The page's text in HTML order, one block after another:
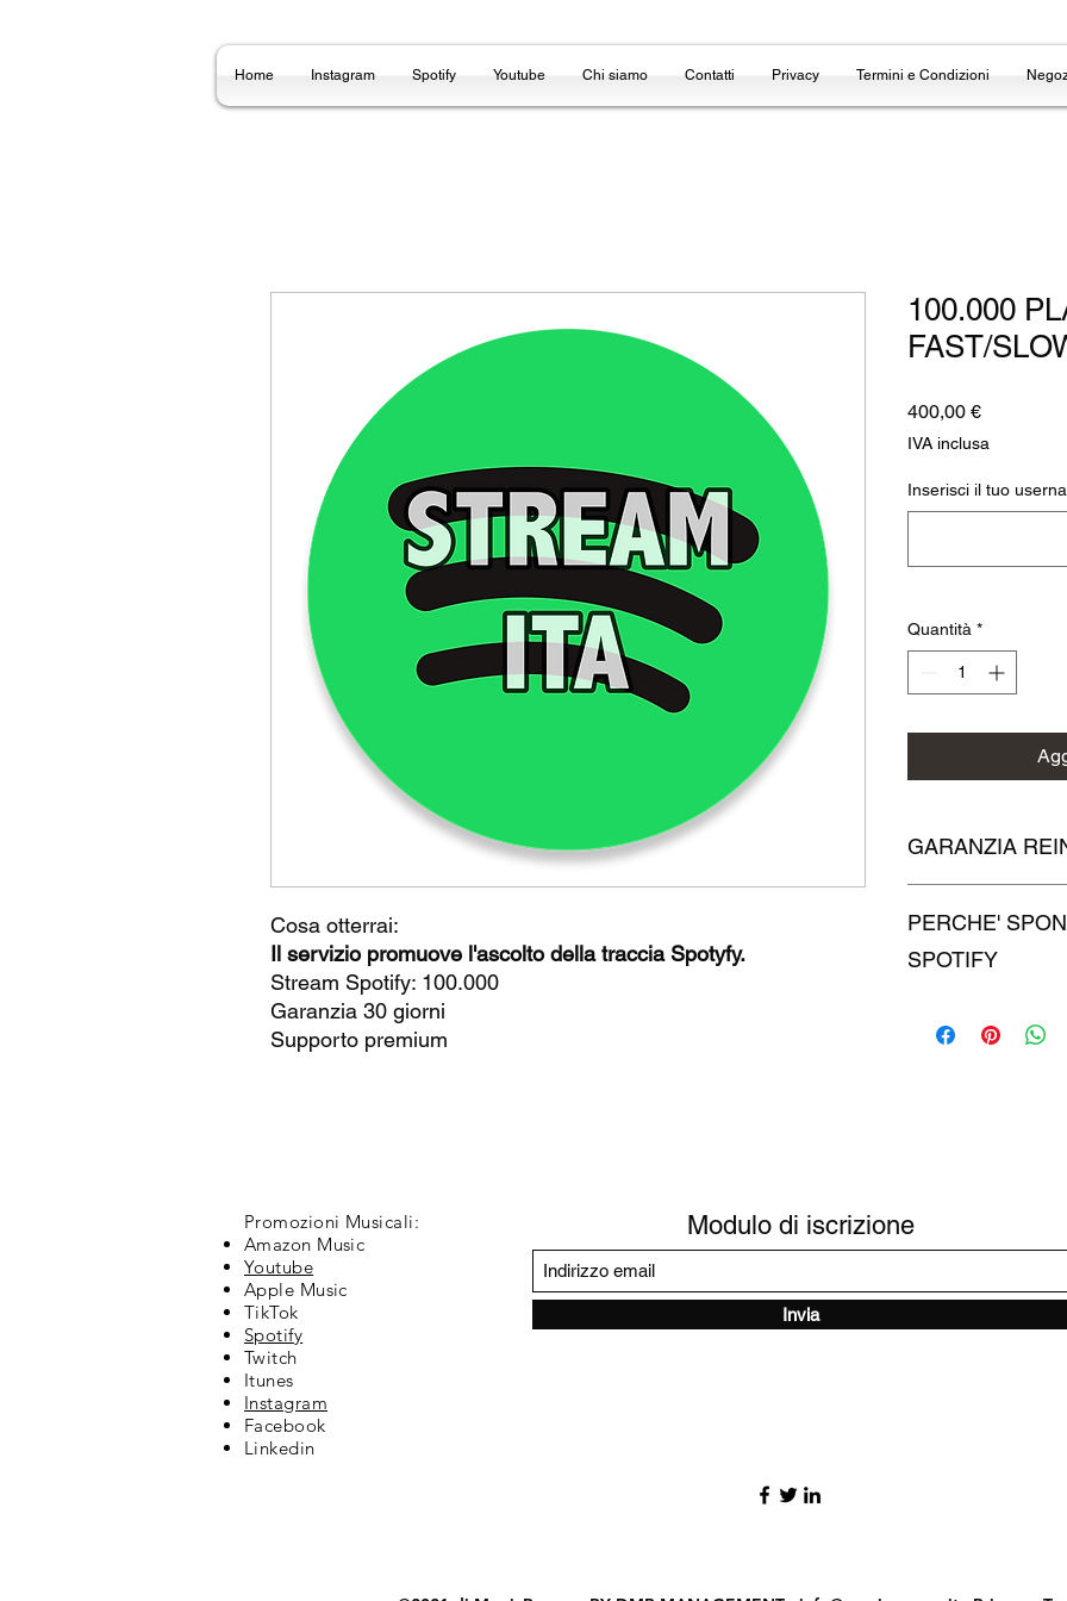
Home Instagram Spotify Youtube Chi siamo Contatti Privacy Termini e Condizioni
Cosa otterrai:
Il servizio promuove l'ascolto della traccia Spotyfy.
Stream Spotify: 100.000
Garanzia 30 giorni
Supporto premium
100.000
FAST/
400,00 €Prezzo
IVA inclusa
Inserisci il tuo
Quantità *
GARANZIA
reintegro (Refill) in
PERCHE'
SPOTIFY
vantaggiose in tre
che tu venga
diventa molto più
Infine, ci sono i
sull'algoritmo
popolari vengono
mondo. Più spesso
diventano visibili su
Quindi, acquistare
Promozioni Musicali:
Amazon Music
Youtube
Apple Music
TikTok
Spotify
Twitch
Itunes
Instagram
Facebook
Linkedin
Modulo di iscrizione
Invia